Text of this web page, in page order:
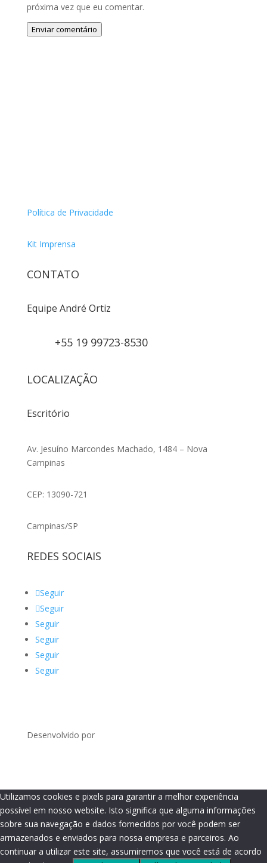
próxima vez que eu comentar.
Enviar comentário
Política de Privacidade
Kit Imprensa
CONTATO
Equipe André Ortiz
+55 19 99723-8530
LOCALIZAÇÃO
Escritório
Av. Jesuíno Marcondes Machado, 1484 – Nova
Campinas
CEP: 13090-721
Campinas/SP
REDES SOCIAIS
Seguir
Seguir
Seguir
Seguir
Seguir
Seguir
Desenvolvido por
Utilizamos cookies e pixels para garantir a melhor experiência
possível em nosso website. Isto significa que alguma informações
sobre sua navegação e dados fornecidos por você podem ser
armazenados e enviados para nossa empresa e parceiros. Ao
continuar a utilizar este site, assumiremos que você está de acordo